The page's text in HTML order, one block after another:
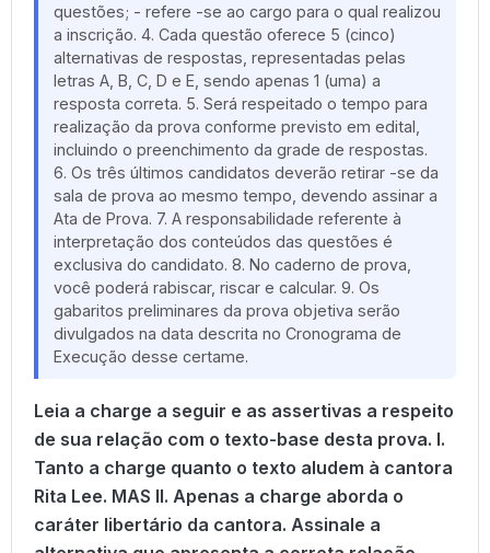
questões; - refere -se ao cargo para o qual realizou
a inscrição. 4. Cada questão oferece 5 (cinco)
alternativas de respostas, representadas pelas
letras A, B, C, D e E, sendo apenas 1 (uma) a
resposta correta. 5. Será respeitado o tempo para
realização da prova conforme previsto em edital,
incluindo o preenchimento da grade de respostas.
6. Os três últimos candidatos deverão retirar -se da
sala de prova ao mesmo tempo, devendo assinar a
Ata de Prova. 7. A responsabilidade referente à
interpretação dos conteúdos das questões é
exclusiva do candidato. 8. No caderno de prova,
você poderá rabiscar, riscar e calcular. 9. Os
gabaritos preliminares da prova objetiva serão
divulgados na data descrita no Cronograma de
Execução desse certame.
Leia a charge a seguir e as assertivas a respeito
de sua relação com o texto-base desta prova. I.
Tanto a charge quanto o texto aludem à cantora
Rita Lee. MAS II. Apenas a charge aborda o
caráter libertário da cantora. Assinale a